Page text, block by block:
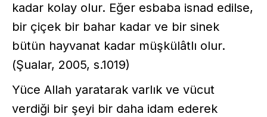
kadar kolay olur. Eğer esbaba isnad edilse,
bir çiçek bir bahar kadar ve bir sinek
bütün hayvanat kadar müşkülâtlı olur.
(Şualar, 2005, s.1019)
Yüce Allah yaratarak varlık ve vücut
verdiği bir şeyi bir daha idam ederek